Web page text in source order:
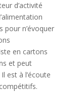
d’activité
n’évoquer
en cartons
et peut
est à l’écoute